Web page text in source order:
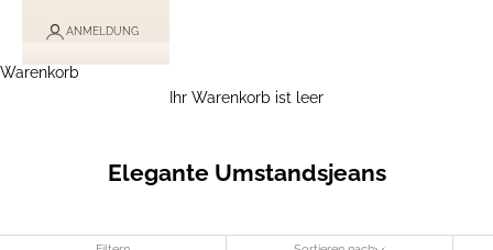
ANMELDUNG
Warenkorb
Ihr Warenkorb ist leer
Elegante Umstandsjeans